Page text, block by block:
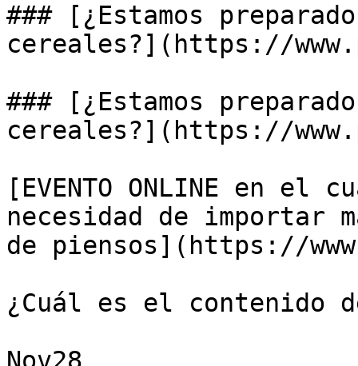
### [¿Estamos
cereales?](https://
### [¿Estamos
cereales?](https://
[EVENTO ONLINE en
necesidad de importar
de piensos](https://
¿Cuál es el contenido